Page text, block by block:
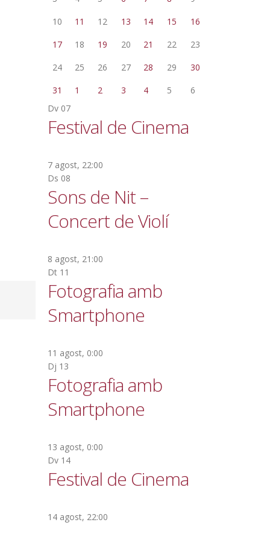
10
11 12 13 14 15
16
17
18 19 20 21 22
23
24
25 26 27 28 29
30
31
1 2 3 4 5
6
Dv 07
Festival de Cinema
7 agost, 22:00
Ds 08
Sons de Nit –
Concert de Violí
8 agost, 21:00
Dt 11
Fotografia amb
Smartphone
11 agost, 0:00
Dj 13
Fotografia amb
Smartphone
13 agost, 0:00
Dv 14
Festival de Cinema
14 agost, 22:00